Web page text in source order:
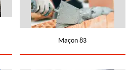
Maçon 83